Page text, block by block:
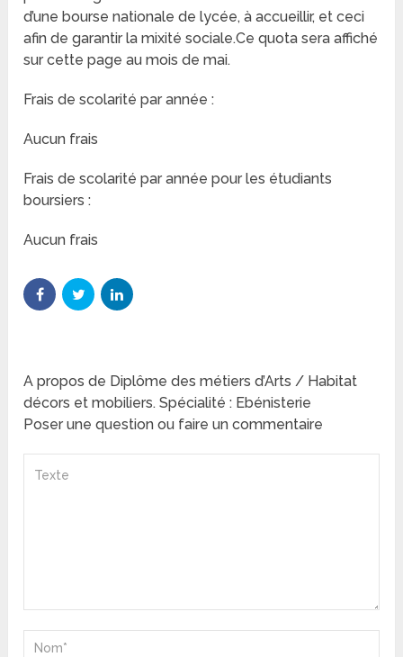
d’une bourse nationale de lycée, à accueillir, et ceci
afin de garantir la mixité sociale.Ce quota sera affiché
sur cette page au mois de mai.
Frais de scolarité par année :
Aucun frais
Frais de scolarité par année pour les étudiants
boursiers :
Aucun frais
A propos de Diplôme des métiers d’Arts / Habitat
décors et mobiliers. Spécialité : Ebénisterie
Poser une question ou faire un commentaire